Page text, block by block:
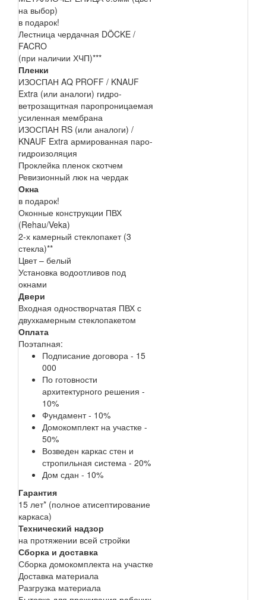
на выбор)
в подарок!
Лестница чердачная DÖCKE /
FACRO
(при наличии ХЧП)***
Пленки
ИЗОСПАН AQ PROFF / KNAUF
Extra (или аналоги) гидро-
ветрозащитная паропроницаемая
усиленная мембрана
ИЗОСПАН RS (или аналоги) /
KNAUF Extra армированная паро-
гидроизоляция
Проклейка пленок скотчем
Ревизионный люк на чердак
Окна
в подарок!
Оконные конструкции ПВХ
(Rehau/Veka)
2-х камерный стеклопакет (3
стекла)**
Цвет – белый
Установка водоотливов под
окнами
Двери
Входная одностворчатая ПВХ с
двухкамерным стеклопакетом
Оплата
Поэтапная:
Подписание договора - 15
000
По готовности
архитектурного решения -
10%
Фундамент - 10%
Домокомплект на участке -
50%
Возведен каркас стен и
стропильная система - 20%
Дом сдан - 10%
Гарантия
15 лет* (полное атисептирование
каркаса)
Технический надзор
на протяжении всей стройки
Сборка и доставка
Сборка домокомплекта на участке
Доставка материала
Разгрузка материала